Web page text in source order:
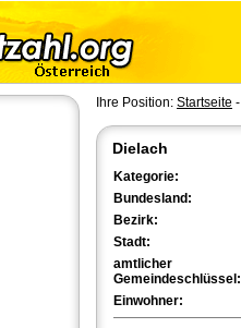
Ihre Position: Startseite -
Dielach
Kategorie:
Bundesland:
Bezirk:
Stadt:
amtlicher
Gemeindeschlüssel:
Einwohner: